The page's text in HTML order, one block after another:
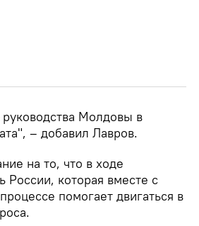
Молдовы в
– добавил Лавров.
на то, что в ходе
России, которая вместе с
помогает двигаться в